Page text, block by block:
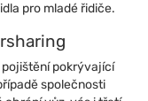
pro mladé řidiče.
pokrývající
společnosti